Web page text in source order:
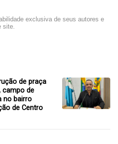
exclusiva de seus autores e
site.
de praça
campo de
no bairro
de Centro